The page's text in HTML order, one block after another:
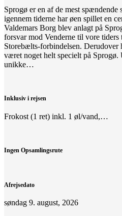
Sprogø er en af de mest
igennem tiderne har øen spillet en
Valdemars Borg blev anlagt på
forsvar mod Venderne til vore
Storebælts-forbindelsen. Derudover
været noget helt specielt på Sprogø.
unikke…
Inklusiv i rejsen
Frokost (1 ret) inkl. 1 øl/vand,…
Ingen Opsamlingsrute
Afrejsedato
søndag 9. august, 2026